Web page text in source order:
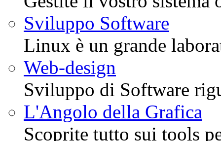
Sviluppo Software
Linux è un grande
Web-design
Sviluppo di Software
L'Angolo della Grafica
Scoprite tutto sui tools